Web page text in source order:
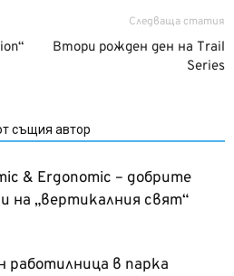
Следваща статия
Втори рожден ден на Trail
Series
същия автор
& Ergonomic – добрите
на „вертикалния свят“
работилница в парка